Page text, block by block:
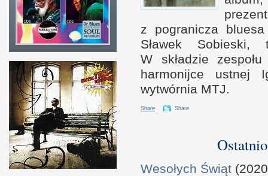
z pogranicza
Sławek Sobieski,
W składzie
harmonijce ustnej
wytwórnia MTJ.
Share Share
Wesołych Świąt